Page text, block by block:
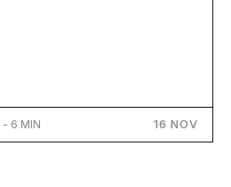
- 6 MIN 16 NOV